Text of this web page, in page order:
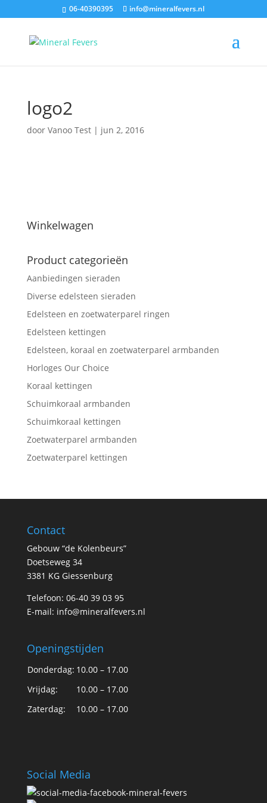
06-40390395 info@mineralfevers.nl
logo2
door Vanoo Test| jun 2, 2016
Winkelwagen
Product categorieën
Aanbiedingen sieraden
Diverse edelsteen sieraden
Edelsteen en zoetwaterparel ringen
Edelsteen kettingen
Edelsteen, koraal en zoetwaterparel armbanden
Horloges Our Choice
Koraal kettingen
Schuimkoraal armbanden
Schuimkoraal kettingen
Zoetwaterparel armbanden
Zoetwaterparel kettingen
Contact
Gebouw “de Kolenbeurs”
Doetseweg 34
3381 KG Giessenburg
Telefoon: 06-40 39 03 95
E-mail: info@mineralfevers.nl
Openingstijden
Donderdag: 10.00 – 17.00
Vrijdag:
10.00 – 17.00
Zaterdag:
10.00 – 17.00
Social Media